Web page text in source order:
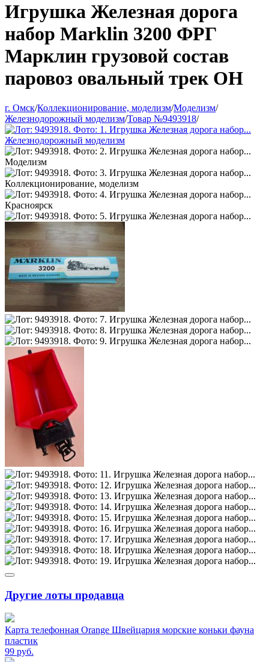
Игрушка Железная дорога
набор Marklin 3200 ФРГ
Марклин грузовой состав
паровоз овальный трек ОН
г. Омск/Коллекционирование, моделизм/Моделизм/
Железнодорожный моделизм/Товар №9493918/
Другие лоты продавца
Карта телефонная Orange Швейцария морские коньки фауна
пластик
99 руб.